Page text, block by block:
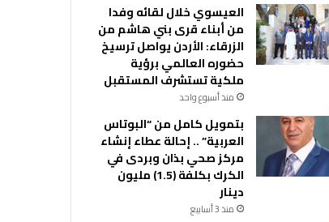
العيسوي خلال لقائه وفدا
من أبناء قرى بني هاشم من
الزرقاء: الأردن يواصل ترسيخ
حضوره العالمي برؤية
ملكية تستشرف المستقبل
منذ أسبوع واحد
بتمويل كامل من “البوتاس
العربية” .. إحالة عطاء إنشاء
مركز صحي بذان وبردى في
الكرك بكلفة (1.5) مليون
دينار
منذ 3 أسابيع